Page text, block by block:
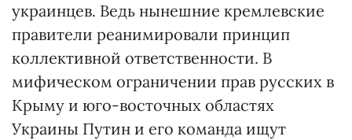
украинцев. Ведь нынешние кремлевские
правители реанимировали принцип
коллективной ответственности. В
мифическом ограничении прав русских в
Крыму и юго-восточных областях
Украины Путин и его команда ищут